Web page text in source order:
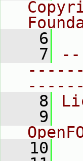
    6
    7
    8
    9
   10